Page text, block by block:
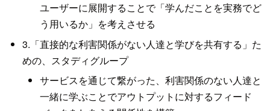
ユーザーに展開することで「学んだことを実務でど
う用いるか」を考えさせる
3.「直接的な利害関係がない人達と学びを共有する」た
めの、スタディグループ
サービスを通じて繋がった、利害関係のない人達と
一緒に学ぶことでアウトプットに対するフィード